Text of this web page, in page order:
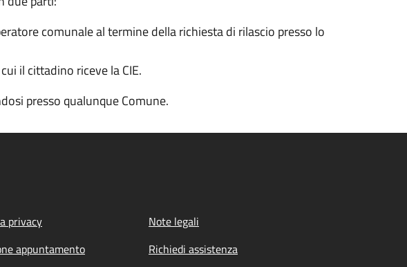
comunale al termine della richiesta di rilascio presso lo
il cittadino riceve la CIE.
presso qualunque Comune.
privacy
Note legali
appuntamento Richiedi assistenza